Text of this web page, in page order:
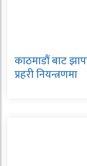
काठमाडौं बाट
प्रहरी नियन्त्रणमा